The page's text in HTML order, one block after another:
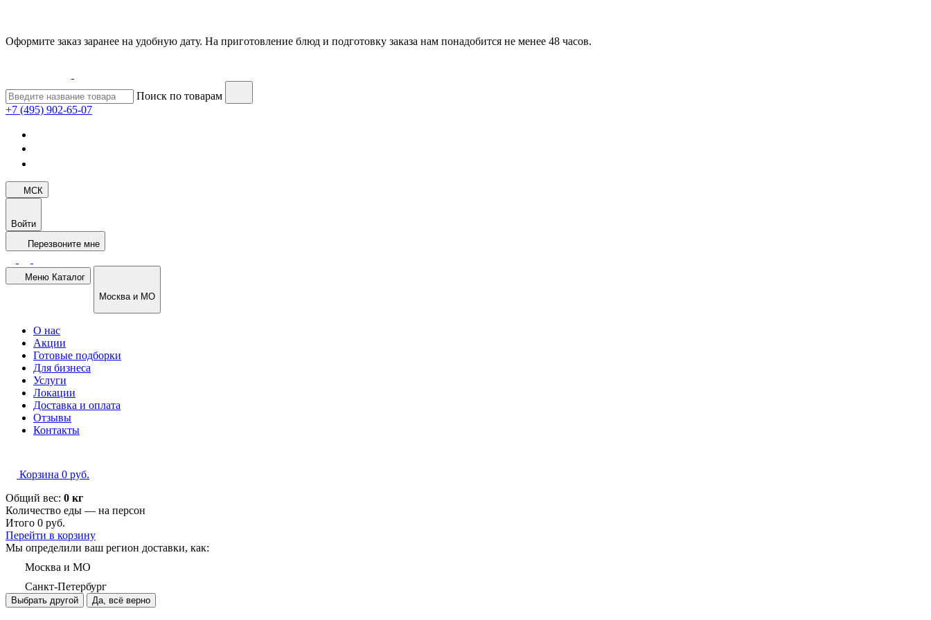
Оформите заказ заранее на удобную дату. На приготовление блюд и подготовку заказа нам понадобится не менее 48 часов.
Поиск по товарам
+7 (495) 902-65-07
МСК
Войти
Перезвоните мне
Меню Каталог
Москва и МО
О нас
Акции
Готовые подборки
Для бизнеса
Услуги
Локации
Доставка и оплата
Отзывы
Контакты
Корзина 0 руб.
Общий вес: 0 кг
Количество еды — на персон
Итого 0 руб.
Перейти в корзину
Мы определили ваш регион доставки, как:
Москва и МО
Санкт-Петербург
Выбрать другой Да, всё верно